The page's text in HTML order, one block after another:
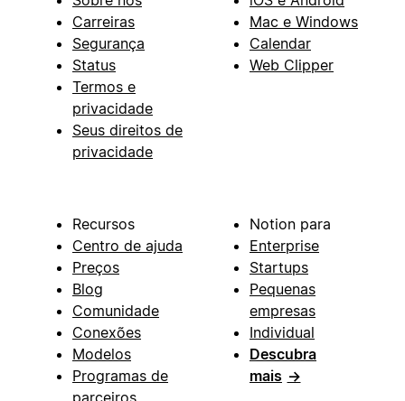
Carreiras
Segurança
Status
Termos e
privacidade
Seus direitos de
privacidade
Mac e Windows
Calendar
Web Clipper
Recursos
Centro de ajuda
Preços
Blog
Comunidade
Conexões
Modelos
Programas de
Notion para
Enterprise
Startups
Pequenas
empresas
Individual
Descubra
mais →